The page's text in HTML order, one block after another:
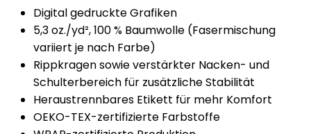
Digital gedruckte Grafiken
5,3 oz./yd², 100 % Baumwolle (Fasermischung
variiert je nach Farbe)
Rippkragen sowie verstärkter Nacken- und
Schulterbereich für zusätzliche Stabilität
Heraustrennbares Etikett für mehr Komfort
OEKO-TEX-zertifizierte Farbstoffe